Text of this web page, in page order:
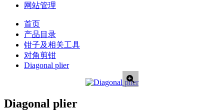
网站管理
首页
产品目录
钳子及相关工具
对角剪钳
Diagonal plier
Diagonal plier